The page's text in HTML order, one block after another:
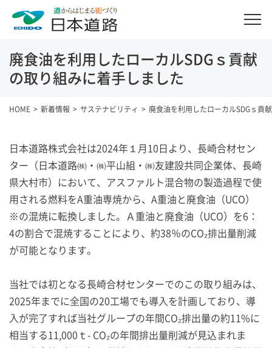
廃食油を利用したローカルSDGｓ貢献
の取り組みに着手しました
HOME 新着情報 サステナビリティ 廃食油を利用したローカルSDGｓ貢
日本道路株式会社は2024年１月10日より、長崎合材セン
ター（日本道路㈱・㈱平山組・㈱友建設共同企業体、長崎
県大村市）において、アスファルト混合物の製造過程で使
用される燃料をA重油専焼から、A重油と廃食油（UCO）
※の混焼に転換しました。Ａ重油と廃食油（UCO）を6：
4の割合で混焼することにより、約38％のCO₂排出量削減
が可能となります。
当社では初となる長崎合材センターでのこの取り組みは、
2025年までに全国の20工場でも導入を計画しており、導
入が完了すれば当社グループの年間CO₂排出量の約11%に
相当する11,000ｔ- CO₂の年間排出量削減が見込まれま